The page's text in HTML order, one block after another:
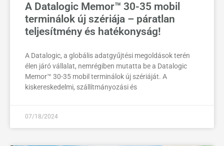
A Datalogic Memor™ 30-35 mobil
terminálok új szériája – páratlan
teljesítmény és hatékonyság!
A Datalogic, a globális adatgyűjtési megoldások terén
élen járó vállalat, nemrégiben mutatta be a Datalogic
Memor™ 30-35 mobil terminálok új szériáját. A
kiskereskedelmi, szállítmányozási és
07/18/2024